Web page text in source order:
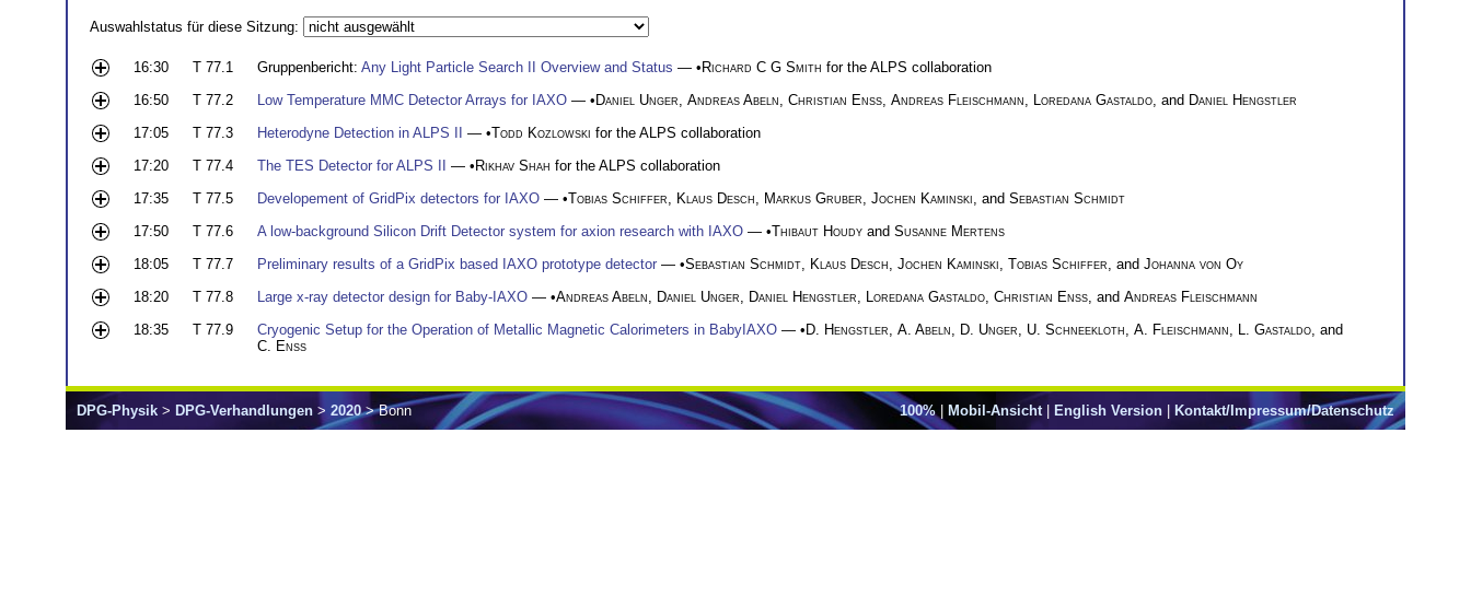
Auswahlstatus für diese Sitzung:
16:30 T 77.1 Gruppenbericht: Any Light Particle Search II Overview and Status — • Richard C G Smith for the ALPS collaboration
16:50
T 77.2 Low Temperature MMC Detector Arrays for IAXO — • Daniel Unger, Andreas Abeln, Christian Enss, Andreas Fleischmann, Loredana Gastaldo, and Daniel Hengstler
17:05
T 77.3 Heterodyne Detection in ALPS II — •Todd Kozlowski for the ALPS collaboration
17:20
T 77.4 The TES Detector for ALPS II — • Rikhav Shah for the ALPS collaboration
17:35
T 77.5 Developement of GridPix detectors for IAXO — •Tobias Schiffer, Klaus Desch, Markus Gruber, Jochen Kaminski, and Sebastian Schmidt
17:50
T 77.6 A low-background Silicon Drift Detector system for axion research with IAXO — •Thibaut Houdy and Susanne Mertens
18:05
T 77.7 Preliminary results of a GridPix based IAXO prototype detector — •Sebastian Schmidt, Klaus Desch, Jochen Kaminski, Tobias Schiffer, and Johanna von Oy
18:20
T 77.8 Large x-ray detector design for Baby-IAXO — •Andreas Abeln, Daniel Unger, Daniel Hengstler, Loredana Gastaldo, Christian Enss, and Andreas Fleischmann
18:35
T 77.9 Cryogenic Setup for the Operation of Metallic Magnetic Calorimeters in BabyIAXO — • D. Hengstler, A. Abeln, D. Unger, U. Schneekloth, A. Fleischmann, L. Gastaldo, and
C. Enss
100%| Mobil-Ansicht| English Version Kontakt/Impressum/Datenschutz
DPG-Physik > DPG-Verhandlungen > 2020> Bonn